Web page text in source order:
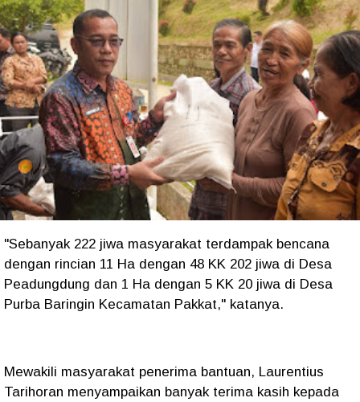
"Sebanyak 222 jiwa masyarakat terdampak bencana
dengan rincian 11 Ha dengan 48 KK 202 jiwa di Desa
Peadungdung dan 1 Ha dengan 5 KK 20 jiwa di Desa
Purba Baringin Kecamatan Pakkat," katanya.
Mewakili masyarakat penerima bantuan, Laurentius
Tarihoran menyampaikan banyak terima kasih kepada